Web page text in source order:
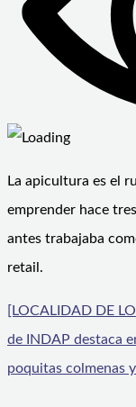
La apicultura es el
emprender hace
antes trabajaba
retail.
[LOCALIDAD DE
de INDAP destaca
poquitas colmenas